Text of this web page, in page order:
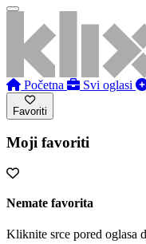
Početna Svi oglasi
Favoriti
Moji favoriti
Nemate favorita
Kliknite srce pored oglasa